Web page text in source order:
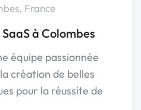
France
à Colombes
équipe passionnée
création de belles
pour la réussite de